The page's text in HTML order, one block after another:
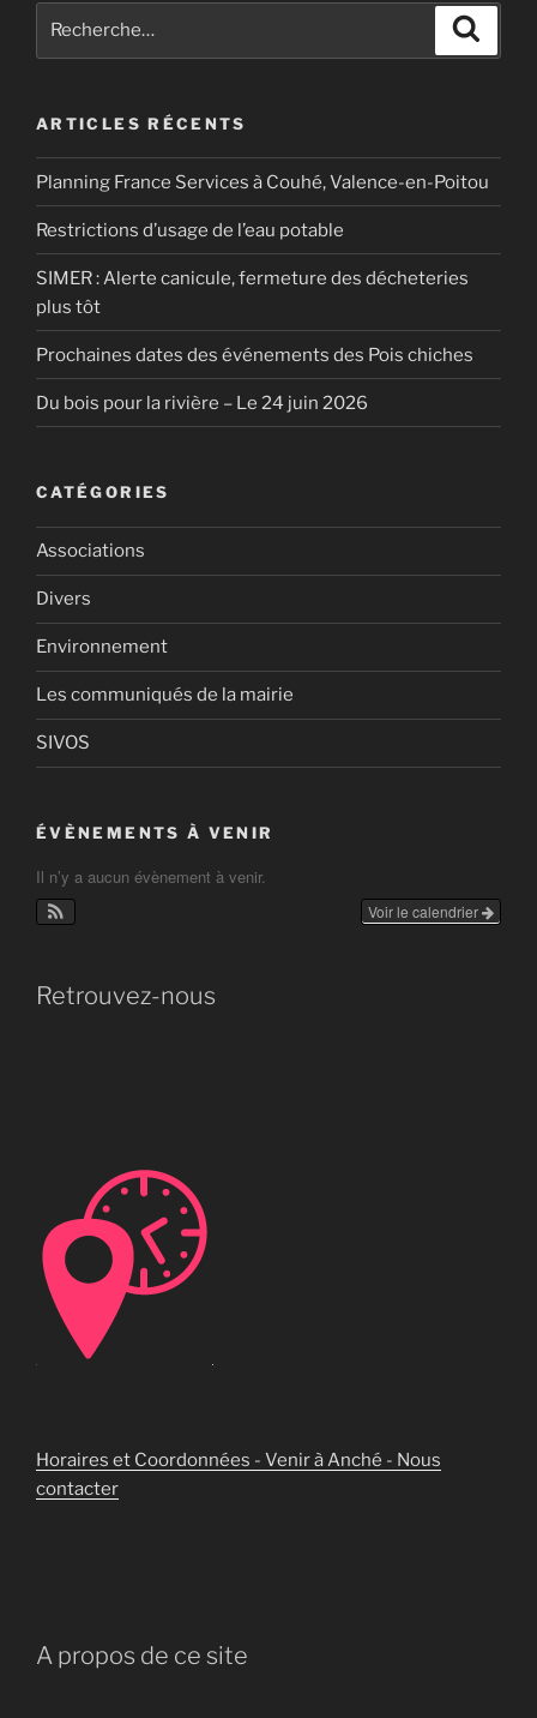
ARTICLES RÉCENTS
Planning France Services à Couhé, Valence-en-Poitou
Restrictions d’usage de l’eau potable
SIMER : Alerte canicule, fermeture des décheteries
plus tôt
Prochaines dates des événements des Pois chiches
Du bois pour la rivière – Le 24 juin 2026
CATÉGORIES
Associations
Divers
Environnement
Les communiqués de la mairie
SIVOS
ÉVÈNEMENTS À VENIR
Il n’y a aucun évènement à venir.
Voir le calendrier
Retrouvez-nous
Horaires et Coordonnées - Venir à Anché - Nous
contacter
A propos de ce site